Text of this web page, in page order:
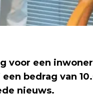
voor een
bedrag van
nieuws.